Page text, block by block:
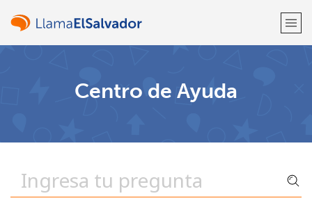
Centro de Ayuda